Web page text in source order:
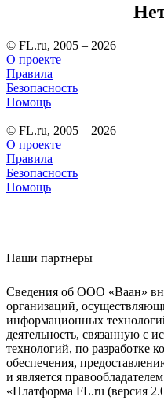
© FL.ru, 2005 – 2026
О проекте
Правила
Безопасность
Помощь
© FL.ru, 2005 – 2026
О проекте
Правила
Безопасность
Помощь
Наши партнеры
Сведения об ООО «Ваан»
организаций,
информационных
деятельность, связанную с
технологий, по разработке
обеспечения,
и является
«Платформа FL.ru (версия